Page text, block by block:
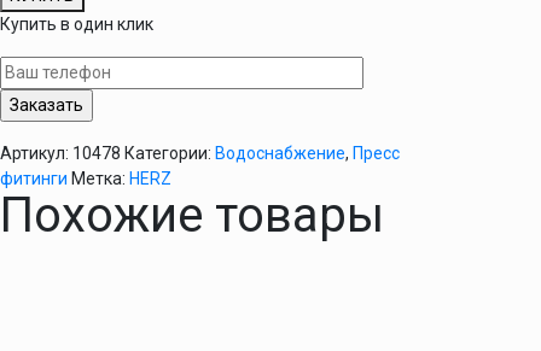
Пресс-
тройник
редукционный
20х2-
16х2-
HERZ
Купить в один клик
Артикул: 10478 Категории: Водоснабжение, Пресс
фитинги Метка: HERZ
Похожие товары